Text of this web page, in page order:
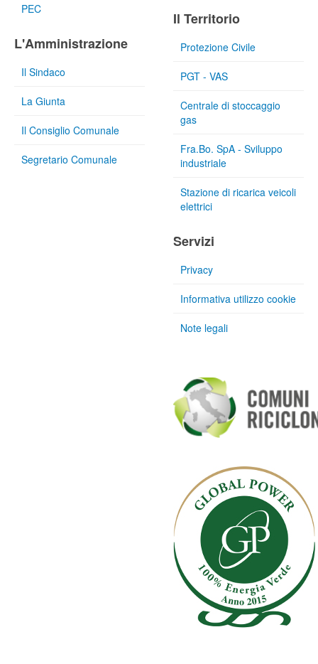
PEC
L'Amministrazione
Il Sindaco
La Giunta
Il Consiglio Comunale
Segretario Comunale
Il Territorio
Protezione Civile
PGT - VAS
Centrale di stoccaggio
gas
Fra.Bo. SpA - Sviluppo
industriale
Stazione di ricarica veicoli
elettrici
Servizi
Privacy
Informativa utilizzo cookie
Note legali